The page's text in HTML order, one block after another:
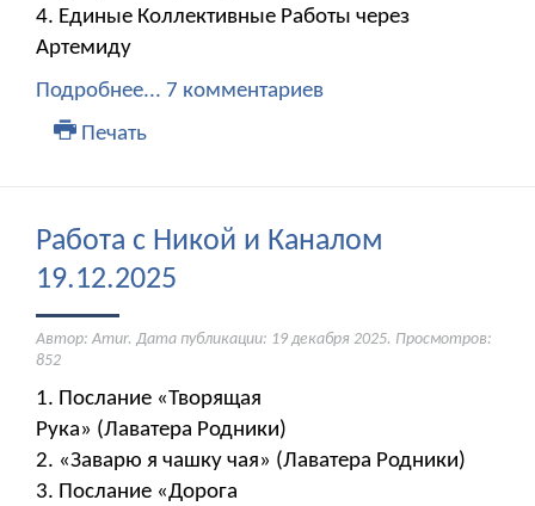
4. Единые Коллективные Работы через
Артемиду
Подробнее... 7 комментариев
Печать
Работа с Никой и Каналом
19.12.2025
Автор: Amur. Дата публикации: 19 декабря 2025. Просмотров:
852
1. Послание «Творящая
Рука» (Лаватера Родники)
2. «Заварю я чашку чая» (Лаватера Родники)
3. Послание «Дорога